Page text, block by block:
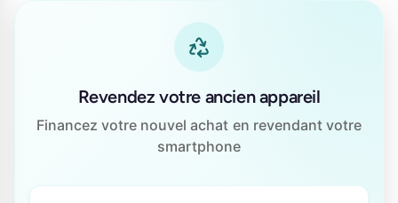
Revendez votre ancien appareil
Financez votre nouvel achat en revendant votre
smartphone